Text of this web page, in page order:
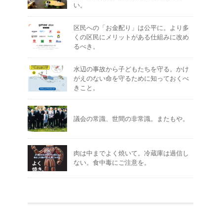
い。
区民への「お金配り」は公平に。より多
くの区民にメリットがある仕組みに改め
るべき。
水辺の事故から子どもたちを守る。かけ
がえのない命を守るために知っておくべ
きこと。
議会の常識、世間の非常識。またもや。
肉は中までよく焼いて。冷蔵庫は過信し
ない。食中毒にご注意を。